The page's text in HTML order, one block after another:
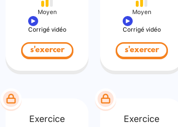
Moyen
Corrigé vidéo
s'exercer
Moyen
Corrigé vidéo
s'exercer
Exercice Exercice